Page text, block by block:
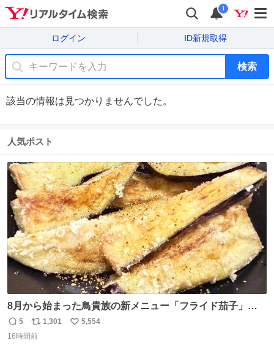
i
ログイン ID新規取得
検索
該当の情報は見つかりませんでした。
人気ポスト
8月から始まった鳥貴族の新メニュー「フライド茄子」が
うますぎでした 信じて……
返
信
5
リ
ポ
1,301
い
5,554
16時間前